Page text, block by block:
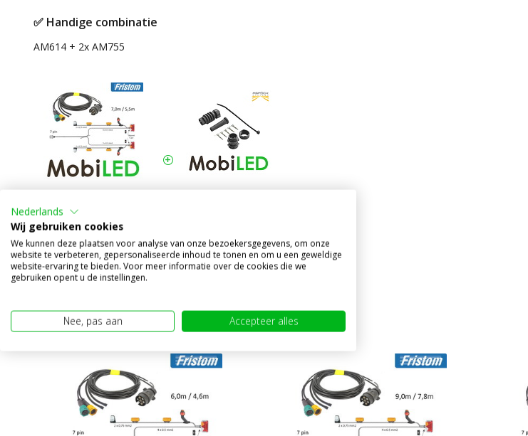
✅ Handige combinatie
AM614 + 2x AM755
kabelboom 7m / 5,5m 5-
pin heavy duty bajonet
Alternatieve producten
Nederlands
Wij gebruiken cookies
We kunnen deze plaatsen voor analyse van onze bezoekersgegevens, om onze
website te verbeteren, gepersonaliseerde inhoud te tonen en om u een geweldige
website-ervaring te bieden. Voor meer informatie over de cookies die we
gebruiken opent u de instellingen.
Nee, pas aan Accepteer alles